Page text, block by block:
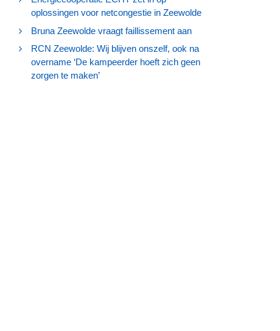
oplossingen voor netcongestie in Zeewolde
Bruna Zeewolde vraagt faillissement aan
RCN Zeewolde: Wij blijven onszelf, ook na
overname ‘De kampeerder hoeft zich geen
zorgen te maken’